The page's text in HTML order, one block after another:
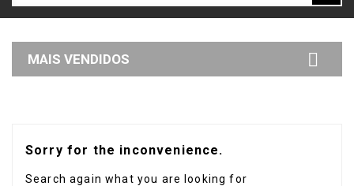
MAIS VENDIDOS 
Sorry for the inconvenience.
Search again what you are looking for